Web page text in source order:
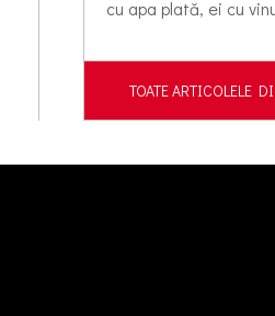
cu apa plată, ei cu
TOATE ARTICOLELE